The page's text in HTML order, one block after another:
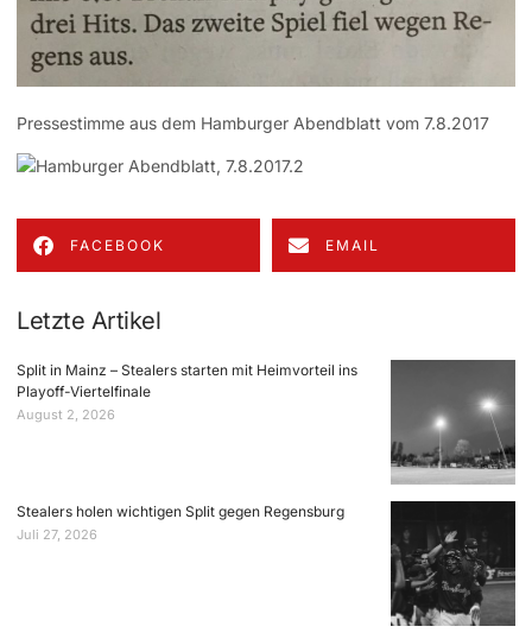
Pressestimme aus dem Hamburger Abendblatt vom 7.8.2017
FACEBOOK EMAIL
Letzte Artikel
Split in Mainz – Stealers starten mit Heimvorteil ins
Playoff-Viertelfinale
August 2, 2026
Stealers holen wichtigen Split gegen Regensburg
Juli 27, 2026